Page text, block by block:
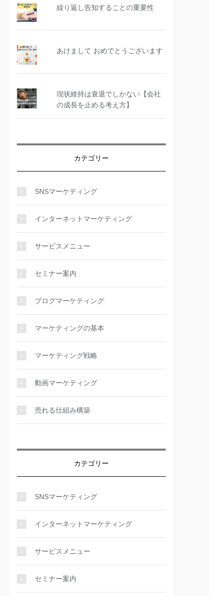
繰り返し告知することの重要性
あけまして おめでとうございます
現状維持は衰退でしかない【会社
の成長を止める考え方】
カテゴリー
SNSマーケティング
インターネットマーケティング
サービスメニュー
セミナー案内
ブログマーケティング
マーケティングの基本
マーケティング戦略
動画マーケティング
売れる仕組み構築
カテゴリー
SNSマーケティング
インターネットマーケティング
サービスメニュー
セミナー案内